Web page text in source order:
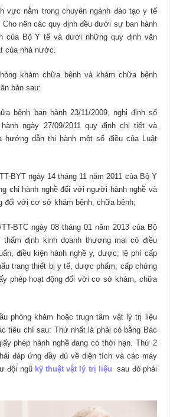
vực nằm trong chuyên ngành đào tạo y tế
nên các quy định đều dưới sự ban hành
của Bộ Y tế và dưới những quy định văn
của nhà nước.
khám chữa bệnh và khám chữa bệnh
bản sau:
bệnh ban hành 23/11/2009, nghị định số
ngày 27/09/2011 quy định chi tiết và
hướng dẫn thi hành một số điều của Luật
BYT ngày 14 tháng 11 năm 2011 của Bộ Y
chỉ hành nghề đối với người hành nghề và
đối với cơ sở khám bệnh, chữa bệnh;
BTC ngày 08 tháng 01 năm 2013 của Bộ
định kinh doanh thương mại có điều
điều kiện hành nghề y, dược; lệ phí cấp
trang thiết bị y tế, dược phẩm; cấp chứng
phép hoạt động đối với cơ sở khám, chữa
phòng khám hoặc trugn tâm vật lý trị liệu
tiêu chí sau: Thứ nhất là phải có bằng Bác
phép hành nghề đang có thời hạn. Thứ 2
đáp ứng đầy đủ về diện tích và các máy
đội ngũ kỹ thuật vật lý trị liệu sau đó phải